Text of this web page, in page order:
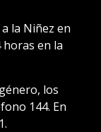
la Niñez en
horas en la
los
144. En